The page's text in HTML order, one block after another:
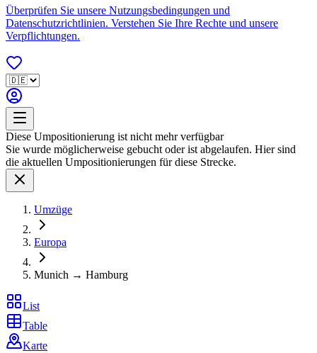
Überprüfen Sie unsere Nutzungsbedingungen und
Datenschutzrichtlinien. Verstehen Sie Ihre Rechte und unsere
Verpflichtungen.
Diese Umpositionierung ist nicht mehr verfügbar
Sie wurde möglicherweise gebucht oder ist abgelaufen. Hier sind
die aktuellen Umpositionierungen für diese Strecke.
Umzüge
Europa
Munich → Hamburg
List
Table
Karte